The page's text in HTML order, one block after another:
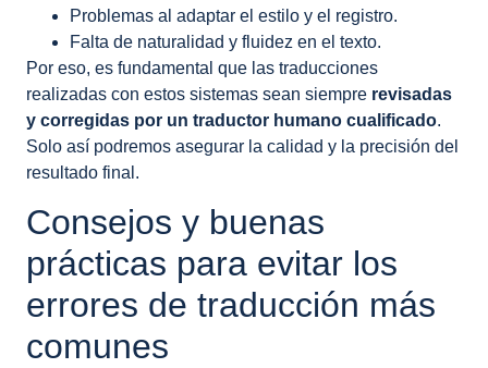
Problemas al adaptar el estilo y el registro.
Falta de naturalidad y fluidez en el texto.
Por eso, es fundamental que las traducciones
realizadas con estos sistemas sean siempre revisadas
y corregidas por un traductor humano cualificado.
Solo así podremos asegurar la calidad y la precisión del
resultado final.
Consejos y buenas
prácticas para evitar los
errores de traducción más
comunes